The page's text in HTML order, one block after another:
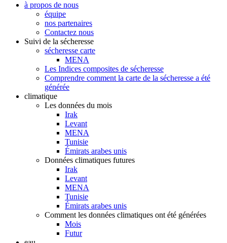
à propos de nous
équipe
nos partenaires
Contactez nous
Suivi de la sécheresse
sécheresse carte
MENA
Les Indices composites de sécheresse
Comprendre comment la carte de la sécheresse a été
générée
climatique
Les données du mois
Irak
Levant
MENA
Tunisie
Émirats arabes unis
Données climatiques futures
Irak
Levant
MENA
Tunisie
Émirats arabes unis
Comment les données climatiques ont été générées
Mois
Futur